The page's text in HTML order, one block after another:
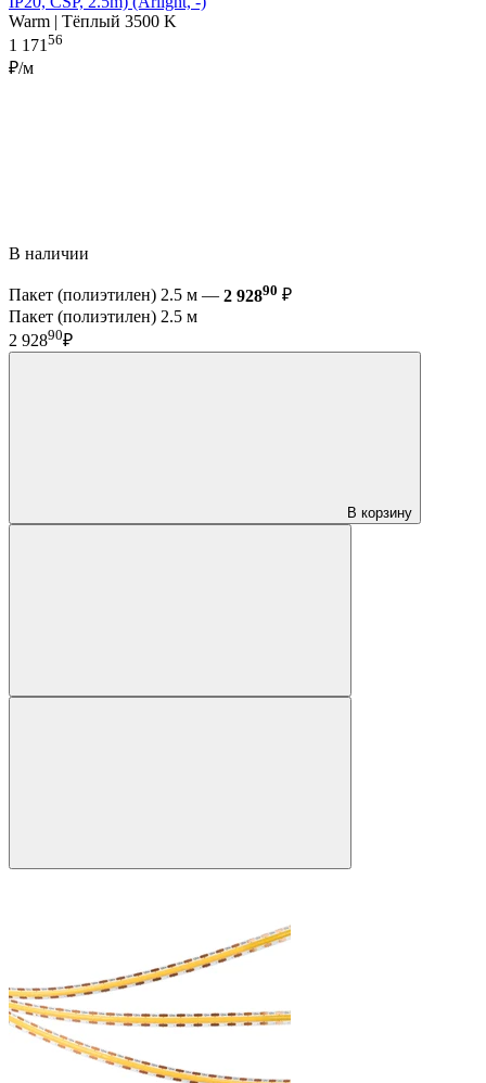
Warm | Тёплый 3500 K
1 17156
₽/м
В наличии
Пакет (полиэтилен) 2.5 м — 2 92890 ₽
Пакет (полиэтилен) 2.5 м
2 92890₽
В корзину